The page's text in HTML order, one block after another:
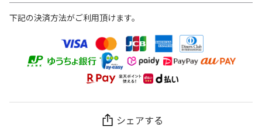
下記の決済方法がご利用頂けます。
シェアする